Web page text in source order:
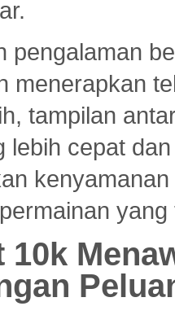
pengalaman
menerapkan
tampilan
lebih cepat
10k